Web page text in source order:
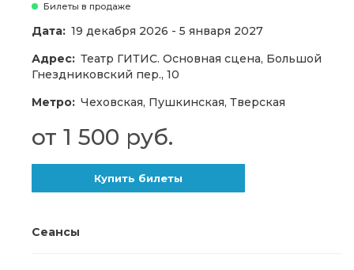
Билеты в продаже
Дата: 19 декабря 2026 - 5 января 2027
Адрес: Театр ГИТИС. Основная сцена, Большой
Гнездниковский пер., 10
Метро: Чеховская, Пушкинская, Тверская
от 1 500 руб.
Купить билеты
Сеансы